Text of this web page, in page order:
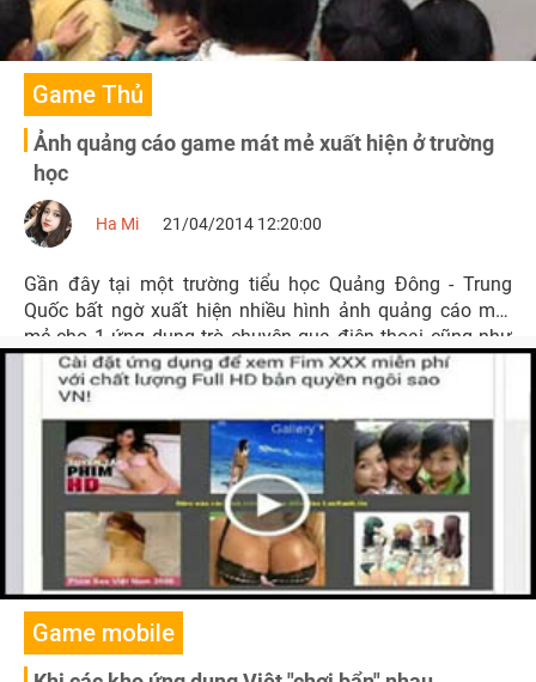
Game Thủ
Ảnh quảng cáo game mát mẻ xuất hiện ở trường
học
Ha Mi 21/04/2014 12:20:00
Gần đây tại một trường tiểu học Quảng Đông - Trung
Quốc bất ngờ xuất hiện nhiều hình ảnh quảng cáo mát
mẻ cho 1 ứng dụng trò chuyện qua điện thoại cũng như
một tựa game online sắp ra mắt. Theo mô tả của các phụ
huynh chứng kiến thì trong hình là ngôi sao điện ảnh
Hồng Kông - Mạc Khởi Văn vận áo mỏng xuyên thấu,
ngực hở quá trớn, tay cầm chiếc điện thoại.
Game mobile